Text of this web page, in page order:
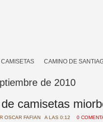
CAMISETAS CAMINO DE
de 2010
camisetas
OSCAR FAFIAN A LAS 0:12 0